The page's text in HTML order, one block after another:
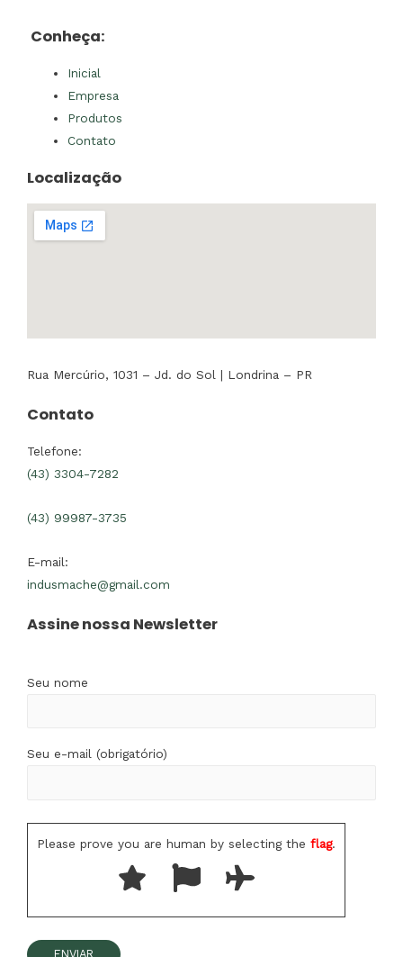
Conheça:
Inicial
Empresa
Produtos
Contato
Localização
Rua Mercúrio, 1031 – Jd. do Sol | Londrina – PR
Contato
Telefone:
(43) 3304-7282
(43) 99987-3735
E-mail:
indusmache@gmail.com
Assine nossa Newsletter
Seu nome
Seu e-mail (obrigatório)
Please prove you are human by selecting the flag.